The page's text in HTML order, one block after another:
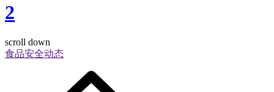
2
scroll down
食品安全动态